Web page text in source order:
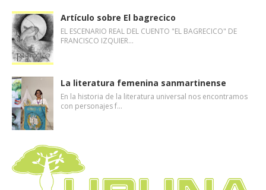
Artículo sobre El bagrecico
EL ESCENARIO REAL DEL CUENTO "EL BAGRECICO" DE
FRANCISCO IZQUIER…
La literatura femenina sanmartinense
En la historia de la literatura universal nos encontramos
con personajes f…